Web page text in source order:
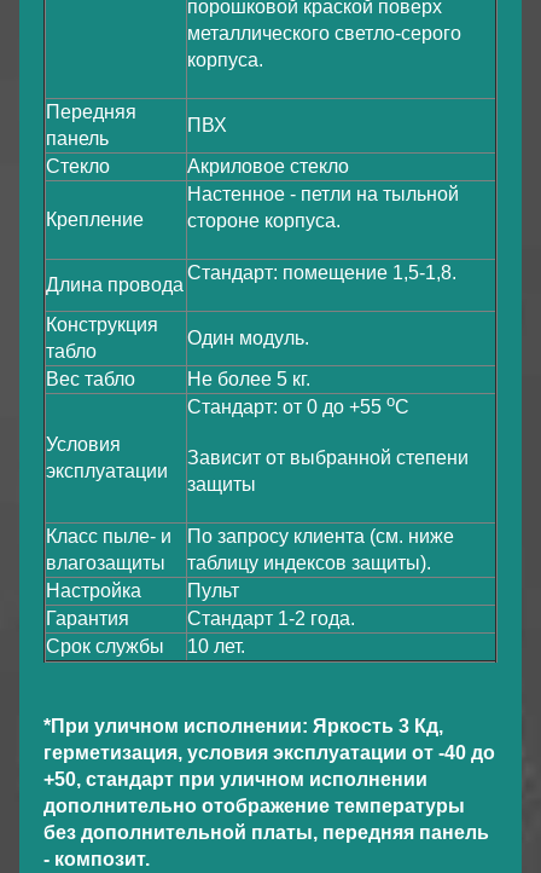
порошковой краской поверх
металлического светло-серого
корпуса.
Передняя
панель
ПВХ
Стекло
Акриловое стекло
Крепление
Настенное - петли на тыльной
стороне корпуса.
Длина провода
Стандарт: помещение 1,5-1,8.
Конструкция
табло
Один модуль.
Вес табло
Не более 5 кг.
Условия
эксплуатации
Стандарт: от 0 до +55 оС
Зависит от выбранной степени
защиты
Класс пыле- и
влагозащиты
По запросу клиента (см. ниже
таблицу индексов защиты).
Настройка
Пульт
Гарантия
Стандарт 1-2 года.
Срок службы
10 лет.
*При уличном исполнении: Яркость 3 Кд,
герметизация, условия эксплуатации от -40 до
+50, стандарт при уличном исполнении
дополнительно отображение температуры
без дополнительной платы, передняя панель
- композит.